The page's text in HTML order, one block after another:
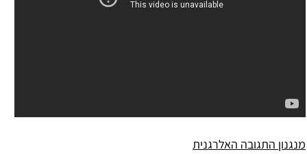
מנגנון התגובה האלרגנית